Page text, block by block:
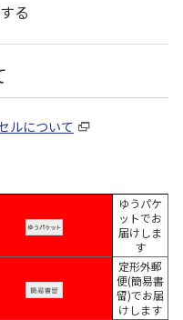
る
ルについて
ゆうパケ
ットでお
届けしま
す
定形外郵
便(簡易書
留)でお届
けします